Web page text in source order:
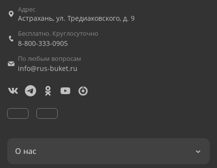
Адрес
Астрахань, ул. Тредиаковского, д. 9
Бесплатно. Круглосуточно
8-800-333-0905
По любым вопросам
info@rus-buket.ru
О нас